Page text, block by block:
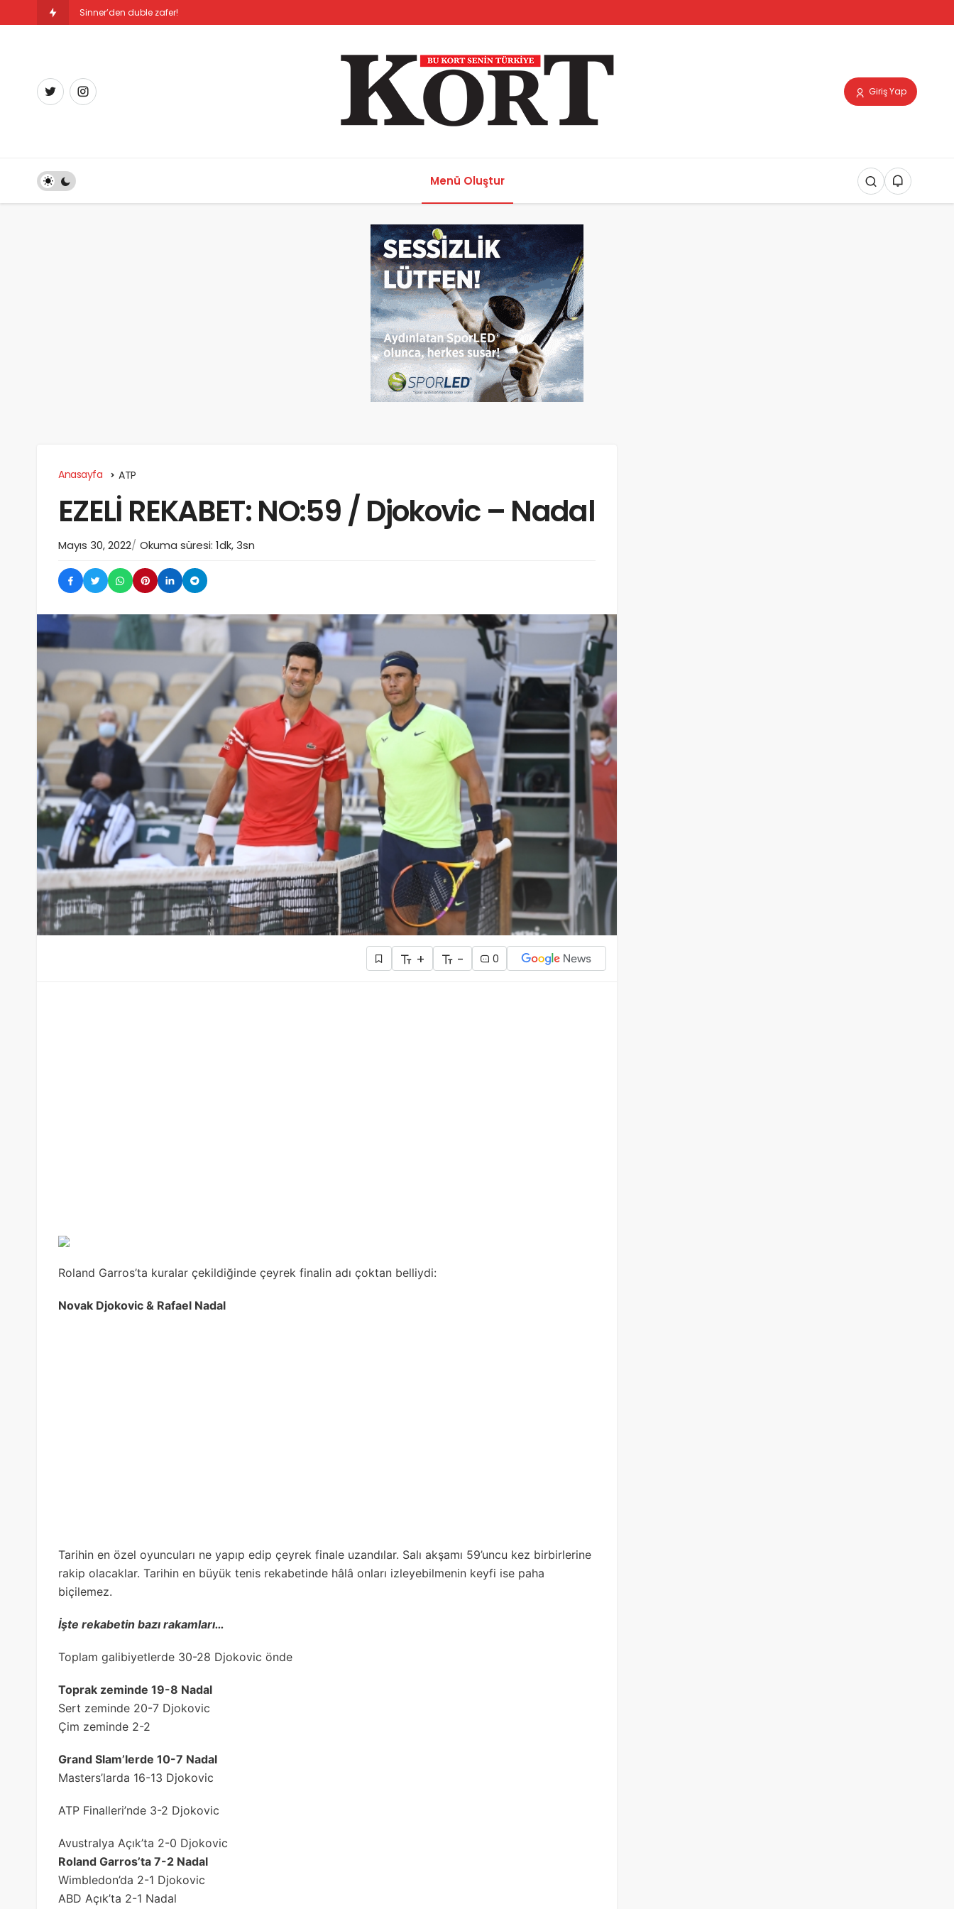
Sürpriz şampi
Giriş Yap
Menü Oluştur
Anasayfa ATP
EZELİ REKABET: NO:59 / Djokovic – Nadal
Mayıs 30, 2022 Okuma süresi: 1dk, 3sn
+ - 0
Roland Garros’ta kuralar çekildiğinde çeyrek finalin adı çoktan belliydi:
Novak Djokovic & Rafael Nadal
Tarihin en özel oyuncuları ne yapıp edip çeyrek finale uzandılar. Salı akşamı 59’uncu kez birbirlerine
rakip olacaklar. Tarihin en büyük tenis rekabetinde hâlâ onları izleyebilmenin keyfi ise paha
biçilemez.
İşte rekabetin bazı rakamları…
Toplam galibiyetlerde 30-28 Djokovic önde
Toprak zeminde 19-8 Nadal
Sert zeminde 20-7 Djokovic
Çim zeminde 2-2
Grand Slam’lerde 10-7 Nadal
Masters’larda 16-13 Djokovic
ATP Finalleri’nde 3-2 Djokovic
Avustralya Açık’ta 2-0 Djokovic
Roland Garros’ta 7-2 Nadal
Wimbledon’da 2-1 Djokovic
ABD Açık’ta 2-1 Nadal